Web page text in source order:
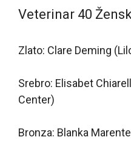
Veterinar 40
Zlato: Clare Deming
Srebro: Elisabet
Center)
Bronza: Blanka